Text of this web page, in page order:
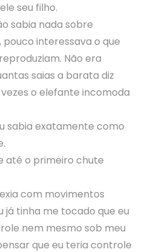
seu filho.
sabia nada sobre
interessava o que
Não era
saias a barata diz
o elefante incomoda
sabia exatamente como
até o primeiro chute
com movimentos
já tinha me tocado que eu
nem mesmo sob meu
que eu teria controle